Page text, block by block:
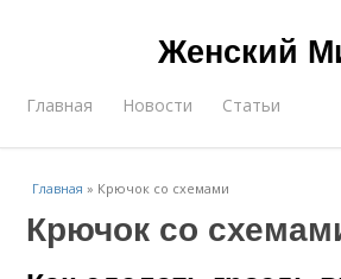
Женский
Главная Новости Статьи
Главная » Крючок со схемами
Крючок со